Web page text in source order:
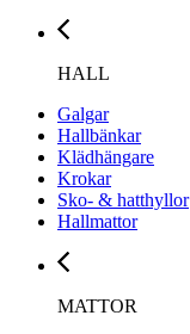
HALL
Galgar
Hallbänkar
Klädhängare
Krokar
Sko- & hatthyllor
Hallmattor
MATTOR